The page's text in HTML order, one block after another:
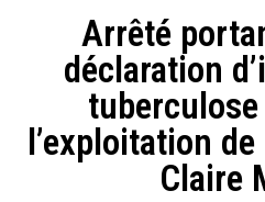
Arrêté
déclaration
l’exploitation de
Claire